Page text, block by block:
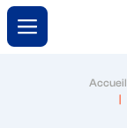
Menu
Accueil